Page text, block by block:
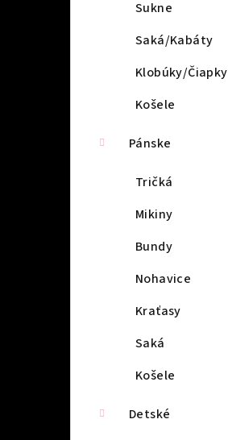
Sukne
Saká/Kabáty
Klobúky/Čiapky
Košele
Pánske
Tričká
Mikiny
Bundy
Nohavice
Kraťasy
Saká
Košele
Detské